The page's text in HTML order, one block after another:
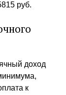
руб.
доход
к